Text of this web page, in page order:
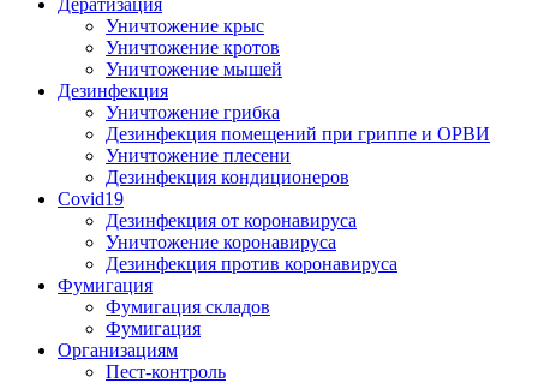
Дератизация
Уничтожение крыс
Уничтожение кротов
Уничтожение мышей
Дезинфекция
Уничтожение грибка
Дезинфекция помещений при гриппе и ОРВИ
Уничтожение плесени
Дезинфекция кондиционеров
Covid19
Дезинфекция от коронавируса
Уничтожение коронавируса
Дезинфекция против коронавируса
Фумигация
Фумигация складов
Фумигация
Организациям
Пест-контроль